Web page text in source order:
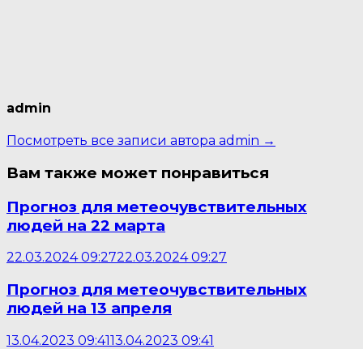
admin
Посмотреть все записи автора admin →
Вам также может понравиться
Прогноз для метеочувствительных
людей на 22 марта
22.03.2024 09:2722.03.2024 09:27
Прогноз для метеочувствительных
людей на 13 апреля
13.04.2023 09:4113.04.2023 09:41